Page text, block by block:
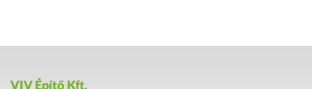
VIV Építő Kft.